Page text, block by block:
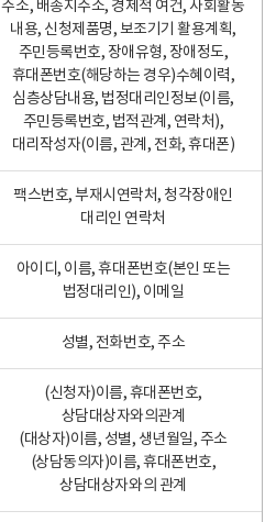
주소, 배송지주소, 경제적 여건, 사회활동
내용, 신청제품명, 보조기기 활용계획,
주민등록번호, 장애유형, 장애정도,
휴대폰번호(해당하는 경우)수혜이력,
심층상담내용, 법정대리인정보(이름,
주민등록번호, 법적관계, 연락처),
대리작성자(이름, 관계, 전화, 휴대폰)
팩스번호, 부재시연락처, 청각장애인
대리인 연락처
아이디, 이름, 휴대폰번호(본인 또는
법정대리인), 이메일
성별, 전화번호, 주소
(신청자)이름, 휴대폰번호,
상담대상자와의관계
(대상자)이름, 성별, 생년월일, 주소
(상담동의자)이름, 휴대폰번호,
상담대상자와의 관계